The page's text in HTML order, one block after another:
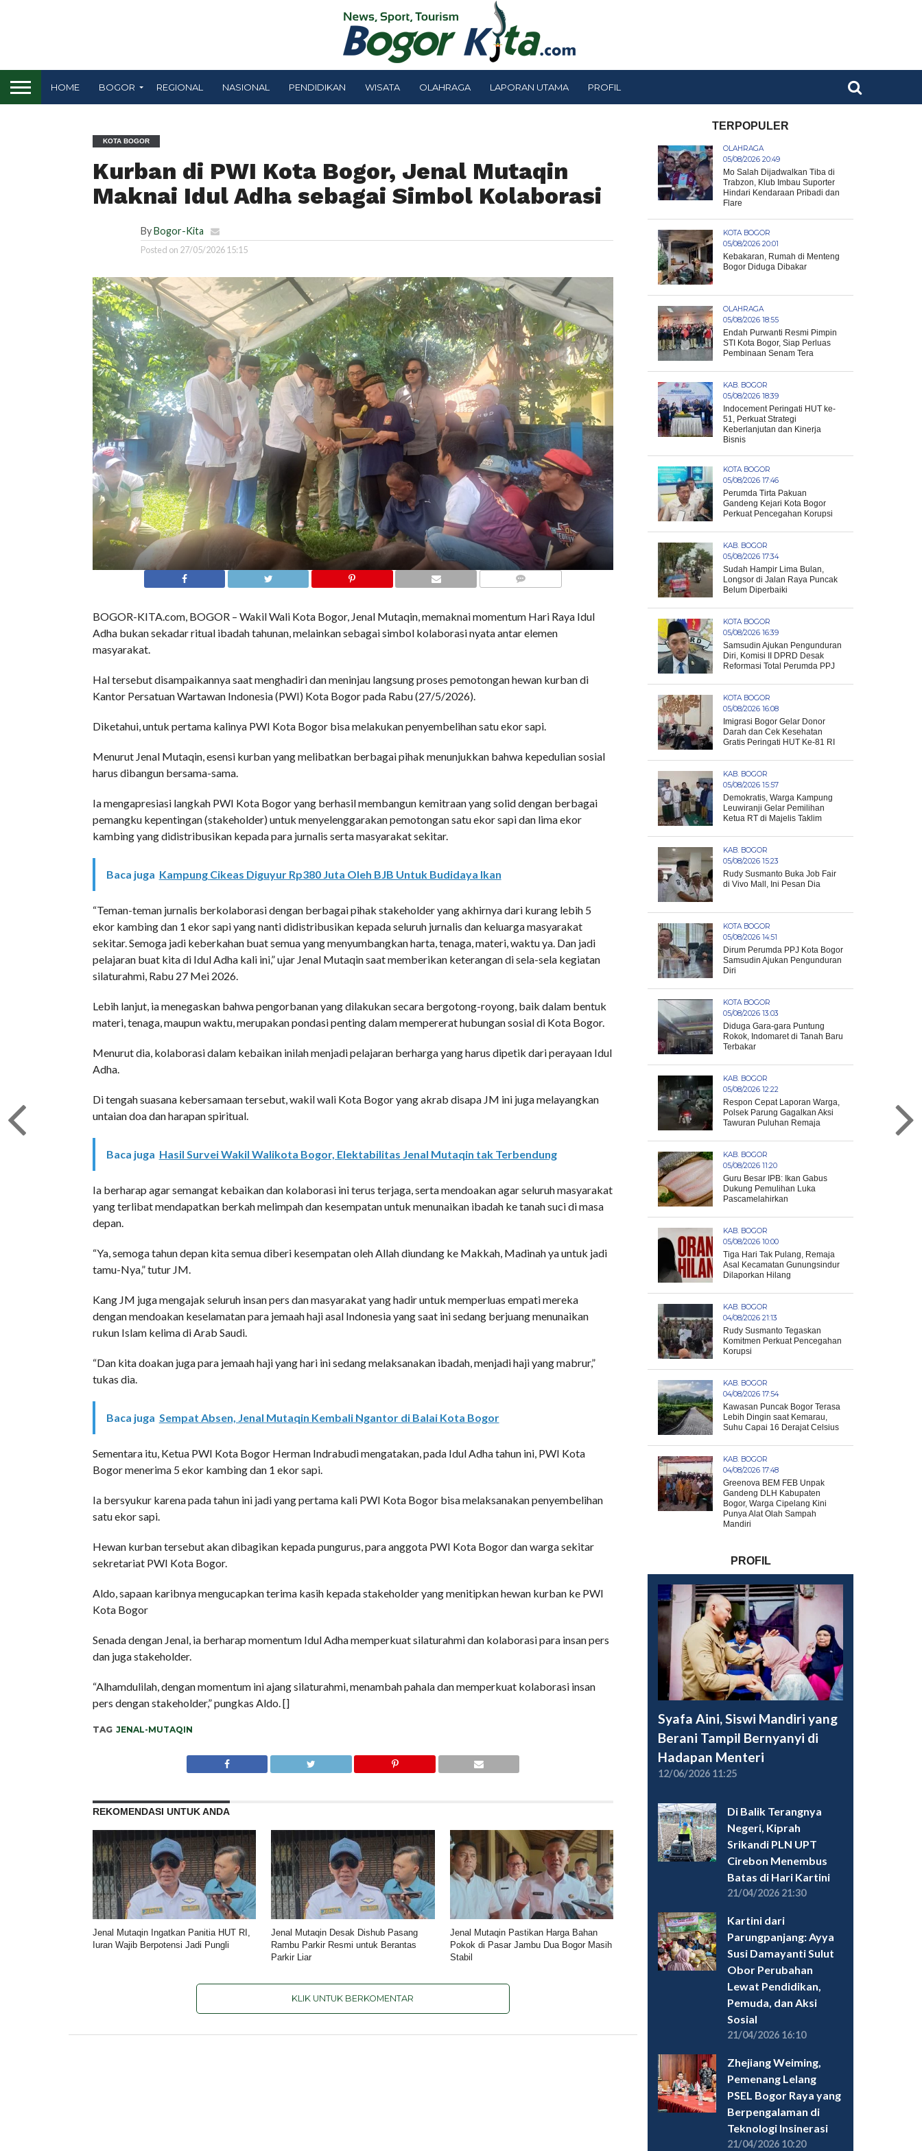
HOME BOGOR REGIONAL NASIONAL PENDIDIKAN WISATA OLAHRAGA LAPORAN UTAMA PROFIL
KOTA BOGOR
Kurban di PWI Kota Bogor, Jenal Mutaqin
Maknai Idul Adha sebagai Simbol Kolaborasi
ByBogor-Kita
Posted on 27/05/2026 15:15
BOGOR-KITA.com, BOGOR – Wakil Wali Kota Bogor, Jenal Mutaqin, memaknai momentum Hari Raya Idul
Adha bukan sekadar ritual ibadah tahunan, melainkan sebagai simbol kolaborasi nyata antar elemen
masyarakat.
Hal tersebut disampaikannya saat menghadiri dan meninjau langsung proses pemotongan hewan kurban di
Kantor Persatuan Wartawan Indonesia (PWI) Kota Bogor pada Rabu (27/5/2026).
Diketahui, untuk pertama kalinya PWI Kota Bogor bisa melakukan penyembelihan satu ekor sapi.
Menurut Jenal Mutaqin, esensi kurban yang melibatkan berbagai pihak menunjukkan bahwa kepedulian sosial
harus dibangun bersama-sama.
Ia mengapresiasi langkah PWI Kota Bogor yang berhasil membangun kemitraan yang solid dengan berbagai
pemangku kepentingan (stakeholder) untuk menyelenggarakan pemotongan satu ekor sapi dan lima ekor
kambing yang didistribusikan kepada para jurnalis serta masyarakat sekitar.
Baca juga Kampung Cikeas Diguyur Rp380 Juta Oleh BJB Untuk Budidaya Ikan
“Teman-teman jurnalis berkolaborasi dengan berbagai pihak stakeholder yang akhirnya dari kurang lebih 5
ekor kambing dan 1 ekor sapi yang nanti didistribusikan kepada seluruh jurnalis dan keluarga masyarakat
sekitar. Semoga jadi keberkahan buat semua yang menyumbangkan harta, tenaga, materi, waktu ya. Dan jadi
pelajaran buat kita di Idul Adha kali ini,” ujar Jenal Mutaqin saat memberikan keterangan di sela-sela kegiatan
silaturahmi, Rabu 27 Mei 2026.
Lebih lanjut, ia menegaskan bahwa pengorbanan yang dilakukan secara bergotong-royong, baik dalam bentuk
materi, tenaga, maupun waktu, merupakan pondasi penting dalam mempererat hubungan sosial di Kota Bogor.
Menurut dia, kolaborasi dalam kebaikan inilah menjadi pelajaran berharga yang harus dipetik dari perayaan Idul
Adha.
Di tengah suasana kebersamaan tersebut, wakil wali Kota Bogor yang akrab disapa JM ini juga melayangkan
untaian doa dan harapan spiritual.
Baca juga Hasil Survei Wakil Walikota Bogor, Elektabilitas Jenal Mutaqin tak Terbendung
Ia berharap agar semangat kebaikan dan kolaborasi ini terus terjaga, serta mendoakan agar seluruh masyarakat
yang terlibat mendapatkan berkah melimpah dan kesempatan untuk menunaikan ibadah ke tanah suci di masa
depan.
“Ya, semoga tahun depan kita semua diberi kesempatan oleh Allah diundang ke Makkah, Madinah ya untuk jadi
tamu-Nya,” tutur JM.
Kang JM juga mengajak seluruh insan pers dan masyarakat yang hadir untuk memperluas empati mereka
dengan mendoakan keselamatan para jemaah haji asal Indonesia yang saat ini sedang berjuang menunaikan
rukun Islam kelima di Arab Saudi.
“Dan kita doakan juga para jemaah haji yang hari ini sedang melaksanakan ibadah, menjadi haji yang mabrur,”
tukas dia.
Baca juga Sempat Absen, Jenal Mutaqin Kembali Ngantor di Balai Kota Bogor
Sementara itu, Ketua PWI Kota Bogor Herman Indrabudi mengatakan, pada Idul Adha tahun ini, PWI Kota
Bogor menerima 5 ekor kambing dan 1 ekor sapi.
Ia bersyukur karena pada tahun ini jadi yang pertama kali PWI Kota Bogor bisa melaksanakan penyembelihan
satu ekor sapi.
Hewan kurban tersebut akan dibagikan kepada pungurus, para anggota PWI Kota Bogor dan warga sekitar
sekretariat PWI Kota Bogor.
Aldo, sapaan karibnya mengucapkan terima kasih kepada stakeholder yang menitipkan hewan kurban ke PWI
Kota Bogor
Senada dengan Jenal, ia berharap momentum Idul Adha memperkuat silaturahmi dan kolaborasi para insan pers
dan juga stakeholder.
“Alhamdulilah, dengan momentum ini ajang silaturahmi, menambah pahala dan memperkuat kolaborasi insan
pers dengan stakeholder,” pungkas Aldo. []
TAG JENAL-MUTAQIN
REKOMENDASI UNTUK ANDA
Jenal Mutaqin Ingatkan Panitia HUT RI,
Iuran Wajib Berpotensi Jadi Pungli
Jenal Mutaqin Desak Dishub Pasang
Rambu Parkir Resmi untuk Berantas
Parkir Liar
Jenal Mutaqin Pastikan Harga Bahan
Pokok di Pasar Jambu Dua Bogor Masih
Stabil
KLIK UNTUK BERKOMENTAR
TERPOPULER
OLAHRAGA
05/08/2026 20:49
Mo Salah Dijadwalkan Tiba di
Trabzon, Klub Imbau Suporter
Hindari Kendaraan Pribadi dan
Flare
KOTA BOGOR
05/08/2026 20:01
Kebakaran, Rumah di Menteng
Bogor Diduga Dibakar
OLAHRAGA
05/08/2026 18:55
Endah Purwanti Resmi Pimpin
STI Kota Bogor, Siap Perluas
Pembinaan Senam Tera
KAB. BOGOR
05/08/2026 18:39
Indocement Peringati HUT ke-
51, Perkuat Strategi
Keberlanjutan dan Kinerja
Bisnis
KOTA BOGOR
05/08/2026 17:46
Perumda Tirta Pakuan
Gandeng Kejari Kota Bogor
Perkuat Pencegahan Korupsi
KAB. BOGOR
05/08/2026 17:34
Sudah Hampir Lima Bulan,
Longsor di Jalan Raya Puncak
Belum Diperbaiki
KOTA BOGOR
05/08/2026 16:39
Samsudin Ajukan Pengunduran
Diri, Komisi II DPRD Desak
Reformasi Total Perumda PPJ
KOTA BOGOR
05/08/2026 16:08
Imigrasi Bogor Gelar Donor
Darah dan Cek Kesehatan
Gratis Peringati HUT Ke-81 RI
KAB. BOGOR
05/08/2026 15:57
Demokratis, Warga Kampung
Leuwiranji Gelar Pemilihan
Ketua RT di Majelis Taklim
KAB. BOGOR
05/08/2026 15:23
Rudy Susmanto Buka Job Fair
di Vivo Mall, Ini Pesan Dia
KOTA BOGOR
05/08/2026 14:51
Dirum Perumda PPJ Kota Bogor
Samsudin Ajukan Pengunduran
Diri
KOTA BOGOR
05/08/2026 13:03
Diduga Gara-gara Puntung
Rokok, Indomaret di Tanah Baru
Terbakar
KAB. BOGOR
05/08/2026 12:22
Respon Cepat Laporan Warga,
Polsek Parung Gagalkan Aksi
Tawuran Puluhan Remaja
KAB. BOGOR
05/08/2026 11:20
Guru Besar IPB: Ikan Gabus
Dukung Pemulihan Luka
Pascamelahirkan
KAB. BOGOR
05/08/2026 10:00
Tiga Hari Tak Pulang, Remaja
Asal Kecamatan Gunungsindur
Dilaporkan Hilang
KAB. BOGOR
04/08/2026 21:13
Rudy Susmanto Tegaskan
Komitmen Perkuat Pencegahan
Korupsi
KAB. BOGOR
04/08/2026 17:54
Kawasan Puncak Bogor Terasa
Lebih Dingin saat Kemarau,
Suhu Capai 16 Derajat Celsius
KAB. BOGOR
04/08/2026 17:48
Greenova BEM FEB Unpak
Gandeng DLH Kabupaten
Bogor, Warga Cipelang Kini
Punya Alat Olah Sampah
Mandiri
PROFIL
Syafa Aini, Siswi Mandiri yang
Berani Tampil Bernyanyi di
Hadapan Menteri
12/06/2026 11:25
Di Balik Terangnya
Negeri, Kiprah
Srikandi PLN UPT
Cirebon Menembus
Batas di Hari Kartini
21/04/2026 21:30
Kartini dari
Parungpanjang: Ayya
Susi Damayanti Sulut
Obor Perubahan
Lewat Pendidikan,
Pemuda, dan Aksi
Sosial
21/04/2026 16:10
Zhejiang Weiming,
Pemenang Lelang
PSEL Bogor Raya yang
Berpengalaman di
Teknologi Insinerasi
21/04/2026 10:20